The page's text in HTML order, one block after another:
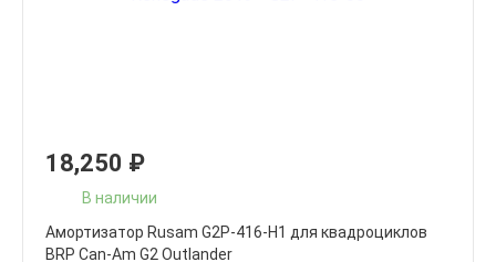
18,250 ₽
В наличии
Амортизатор Rusam G2P-416-H1 для квадроциклов
BRP Can-Am G2 Outlander